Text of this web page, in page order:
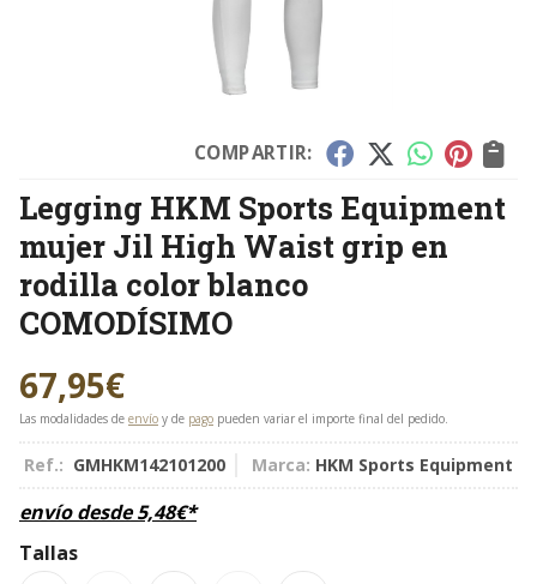
COMPARTIR:
Legging HKM Sports Equipment
mujer Jil High Waist grip en
rodilla color blanco
COMODÍSIMO
67,95€
Las modalidades de envío y de pago pueden variar el importe final del pedido.
Ref.: GMHKM142101200 Marca: HKM Sports Equipment
envío desde5,48€*
Tallas